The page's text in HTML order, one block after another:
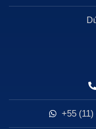
+55